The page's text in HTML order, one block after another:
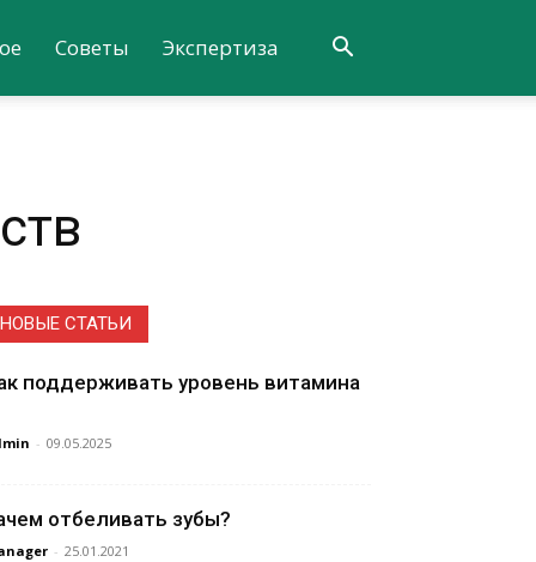
Советы Экспертиза
НОВЫЕ СТАТЬИ
поддерживать уровень витамина
- 09.05.2025
отбеливать зубы?
- 25.01.2021